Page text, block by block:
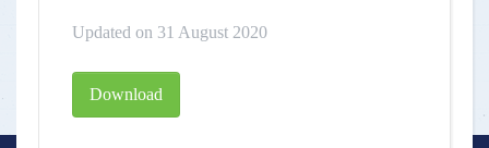
Updated on 31 August 2020
Download